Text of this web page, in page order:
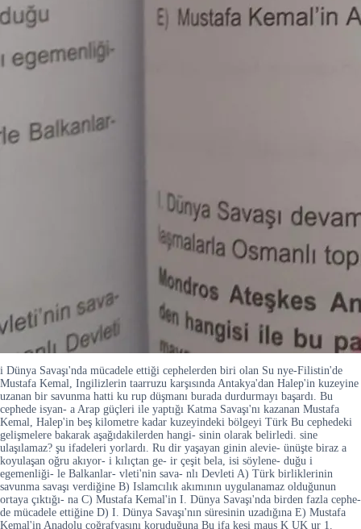
i Dünya Savaşı'nda mücadele ettiği cephelerden biri olan Su nye-Filistin'de
Mustafa Kemal, Ingilizlerin taarruzu karşısında Antakya'dan Halep'in kuzeyine
uzanan bir savunma hatti ku rup düşmanı burada durdurmayı başardı. Bu
cephede isyan- a Arap güçleri ile yaptığı Katma Savaşı'nı kazanan Mustafa
Kemal, Halep'in beş kilometre kadar kuzeyindeki bölgeyi Türk Bu cephedeki
gelişmelere bakarak aşağıdakilerden hangi- sinin olarak belirledi. sine
ulaşılamaz? şu ifadeleri yorlardı. Ru dir yaşayan ginin alevie- ünüşte biraz a
koyulaşan oğru akıyor- i kılıçtan ge- ir çeşit bela, isi söylene- duğu i
egemenliği- le Balkanlar- vleti'nin sava- nlı Devleti A) Türk birliklerinin
savunma savaşı verdiğine B) Islamcılık akımının uygulanamaz olduğunun
ortaya çıktığı- na C) Mustafa Kemal'in I. Dünya Savaşı'nda birden fazla cephe-
de mücadele ettiğine D) I. Dünya Savaşı'nın süresinin uzadığına E) Mustafa
Kemal'in Anadolu coğrafyasını koruduğuna Bu ifa kesi maus K UK ur 1.